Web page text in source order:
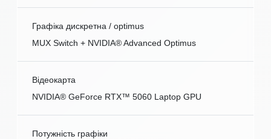
Графіка дискретна / optimus
MUX Switch + NVIDIA® Advanced Optimus
Відеокарта
NVIDIA® GeForce RTX™ 5060 Laptop GPU
Потужність графіки